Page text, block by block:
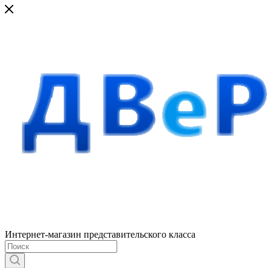
Интернет-магазин представительского класса